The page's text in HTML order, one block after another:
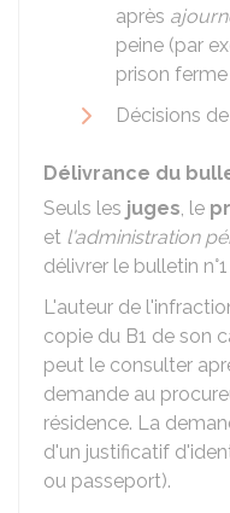
après
peine (par
prison
Décisions de
Délivrance du
Seuls les juges, le
et l'administration
délivrer le bulletin
L'auteur de
copie du B1 de son
peut le consulter
demande au
résidence. La
d'un justificatif
ou passeport).